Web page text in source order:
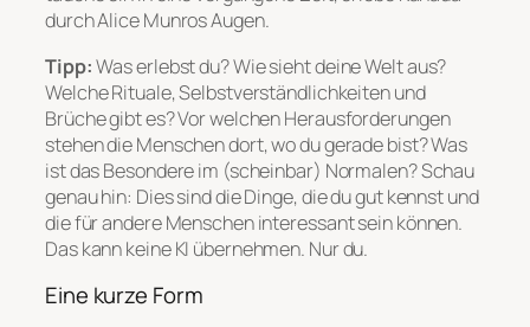
durch Alice Munros Augen.
Tipp:Was erlebstdu? Wie siehtdeineWelt aus?
Welche Rituale, Selbstverständlichkeiten und
Brüche gibt es? Vor welchen Herausforderungen
stehen die Menschen dort, wo du gerade bist? Was
ist das Besondere im (scheinbar) Normalen? Schau
genau hin: Dies sind die Dinge, die du gut kennst und
die für andere Menschen interessant sein können.
Das kann keine KI übernehmen. Nur du.
Eine kurze Form